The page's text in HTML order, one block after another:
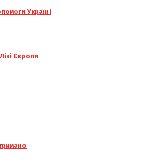
Україні
Європи